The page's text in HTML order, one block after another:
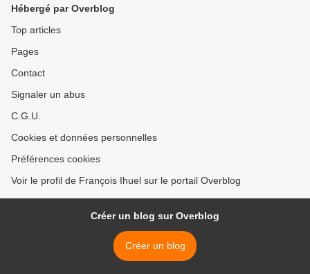
Hébergé par Overblog
Top articles
Pages
Contact
Signaler un abus
C.G.U.
Cookies et données personnelles
Préférences cookies
Voir le profil de François Ihuel sur le portail Overblog
Créer un blog sur Overblog
Créer un blog